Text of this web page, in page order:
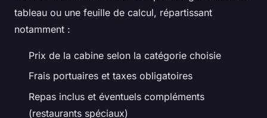
tableau ou une feuille de calcul, répartissant
notamment :
Prix de la cabine selon la catégorie choisie
Frais portuaires et taxes obligatoires
Repas inclus et éventuels compléments
(restaurants spéciaux)